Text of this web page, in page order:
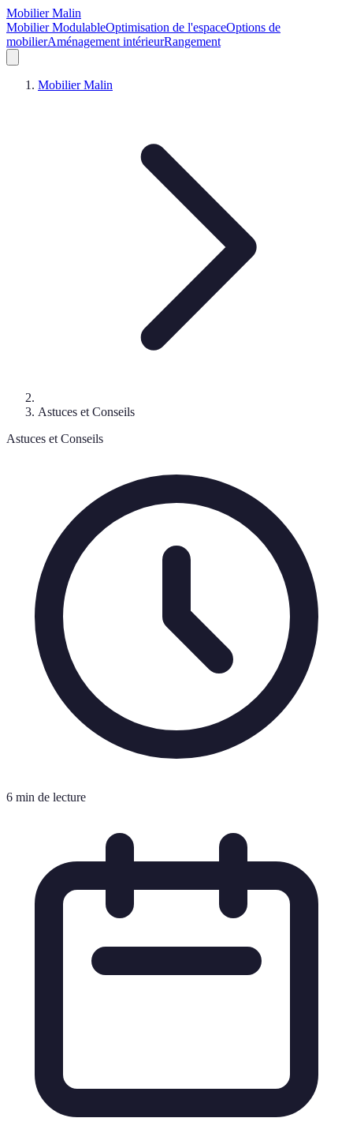
Mobilier Malin
Mobilier ModulableOptimisation de l'espaceOptions de
mobilierAménagement intérieurRangement
Mobilier Malin
Astuces et Conseils
Astuces et Conseils
6 min de lecture